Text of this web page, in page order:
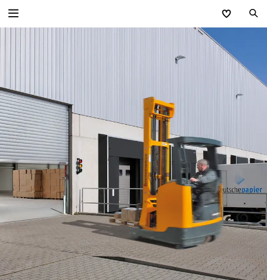
Zurück
Industrie-Sektionaltore
Schnelllauftore
Industrie-Rolltore
Rollgitter
Versorgungsstationen
Sammelgaragen